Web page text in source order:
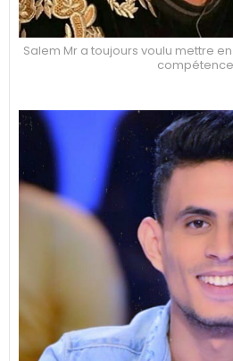
Salem Mr a toujours voulu mettre
compétence